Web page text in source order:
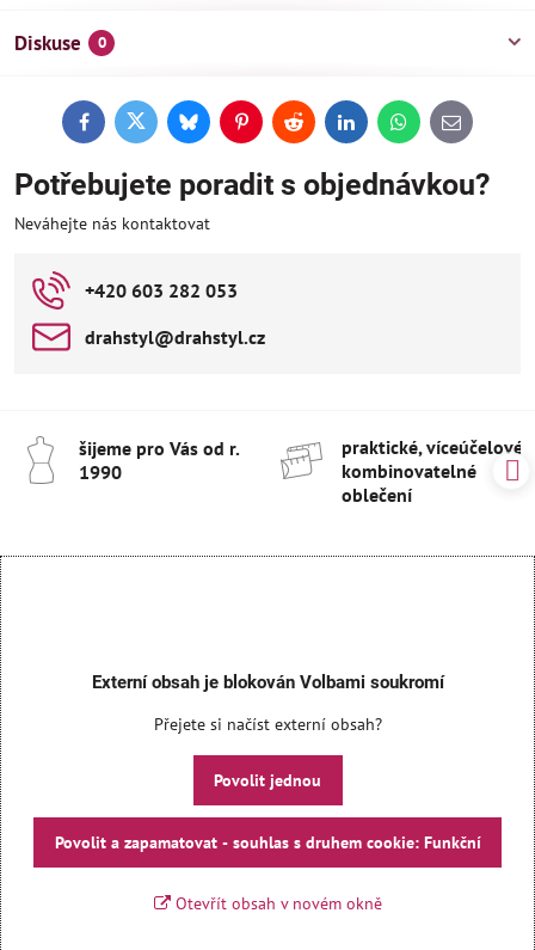
Diskuse 0
FacebookTwitterBlueskyPinterestReddit LinkedInWhatsApp
E-
mail
Potřebujete poradit s objednávkou?
Neváhejte nás kontaktovat
+420 603 282 053
drahstyl​@drahstyl​.cz
šijeme pro Vás od r​.
1990
praktické, víceúčelové
kombinovatelné
oblečení
Externí obsah je blokován Volbami soukromí
Přejete si načíst externí obsah?
Povolit jednou
Povolit a zapamatovat - souhlas s druhem cookie: Funkční
Otevřít obsah v novém okně